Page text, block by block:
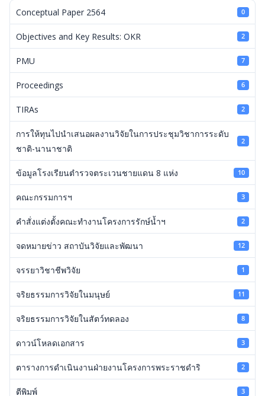
Conceptual Paper 2564 0
Objectives and Key Results: OKR 2
PMU 7
Proceedings 6
TIRAs 2
การให้ทุนไปนำเสนอผลงานวิจัยในการประชุมวิชาการระดับ
ชาติ-นานาชาติ
2
ข้อมูลโรงเรียนตำรวจตระเวนชายแดน 8 แห่ง 10
คณะกรรมการฯ 3
คำสั่งแต่งตั้งคณะทำงานโครงการรักษ์น้ำฯ 2
จดหมายข่าว สถาบันวิจัยและพัฒนา 12
จรรยาวิชาชีพวิจัย 1
จริยธรรมการวิจัยในมนุษย์ 11
จริยธรรมการวิจัยในสัตว์ทดลอง 8
ดาวน์โหลดเอกสาร 3
ตารางการดำเนินงานฝ่ายงานโครงการพระราชดำริ 2
ตีพิมพ์ 3